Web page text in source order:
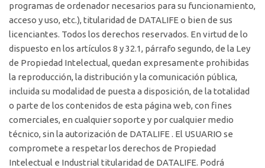
programas de ordenador necesarios para su funcionamiento,
acceso y uso, etc.), titularidad de DATALIFE o bien de sus
licenciantes. Todos los derechos reservados. En virtud de lo
dispuesto en los artículos 8 y 32.1, párrafo segundo, de la Ley
de Propiedad Intelectual, quedan expresamente prohibidas
la reproducción, la distribución y la comunicación pública,
incluida su modalidad de puesta a disposición, de la totalidad
o parte de los contenidos de esta página web, con fines
comerciales, en cualquier soporte y por cualquier medio
técnico, sin la autorización de DATALIFE . El USUARIO se
compromete a respetar los derechos de Propiedad
Intelectual e Industrial titularidad de DATALIFE. Podrá